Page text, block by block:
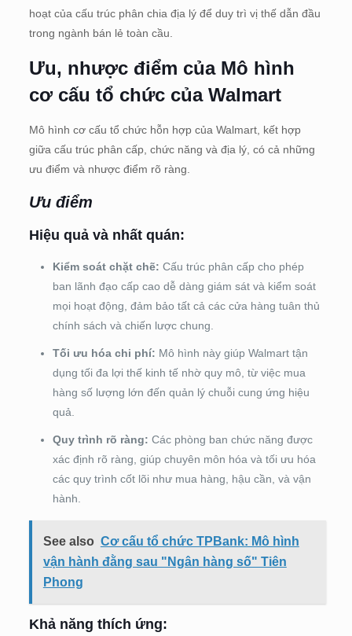
hoạt của cấu trúc phân chia địa lý để duy trì vị thế dẫn đầu
trong ngành bán lẻ toàn cầu.
Ưu, nhược điểm của Mô hình
cơ cấu tổ chức của Walmart
Mô hình cơ cấu tổ chức hỗn hợp của Walmart, kết hợp
giữa cấu trúc phân cấp, chức năng và địa lý, có cả những
ưu điểm và nhược điểm rõ ràng.
Ưu điểm
Hiệu quả và nhất quán:
Kiểm soát chặt chẽ: Cấu trúc phân cấp cho phép
ban lãnh đạo cấp cao dễ dàng giám sát và kiểm soát
mọi hoạt động, đảm bảo tất cả các cửa hàng tuân thủ
chính sách và chiến lược chung.
Tối ưu hóa chi phí: Mô hình này giúp Walmart tận
dụng tối đa lợi thế kinh tế nhờ quy mô, từ việc mua
hàng số lượng lớn đến quản lý chuỗi cung ứng hiệu
quả.
Quy trình rõ ràng: Các phòng ban chức năng được
xác định rõ ràng, giúp chuyên môn hóa và tối ưu hóa
các quy trình cốt lõi như mua hàng, hậu cần, và vận
hành.
See also Cơ cấu tổ chức TPBank: Mô hình
vận hành đằng sau "Ngân hàng số" Tiên
Phong
Khả năng thích ứng: